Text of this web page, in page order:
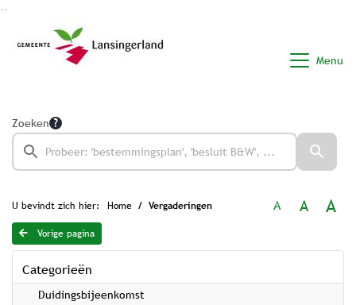
Menu
Zoeken
U bevindt zich hier: Home Vergaderingen A A A
Vorige pagina
Categorieën
Duidingsbijeenkomst